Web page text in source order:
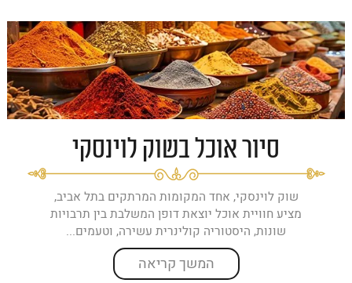
סיור אוכל בשוק לוינסקי
שוק לוינסקי, אחד המקומות המרתקים בתל אביב,
מציע חוויית אוכל יוצאת דופן המשלבת בין תרבויות
שונות, היסטוריה קולינרית עשירה, וטעמים...
המשך קריאה